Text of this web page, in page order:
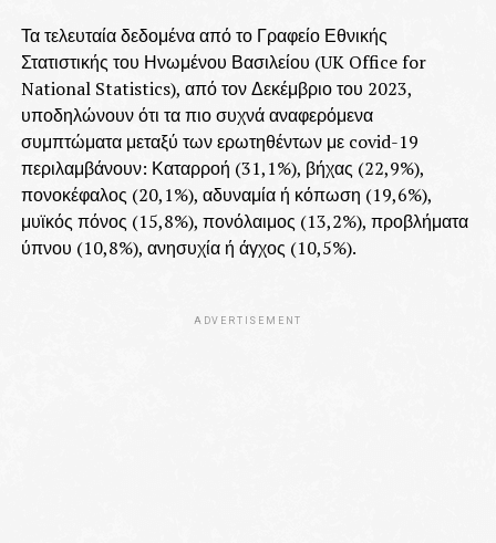
Τα τελευταία δεδομένα από το Γραφείο Εθνικής
Στατιστικής του Ηνωμένου Βασιλείου (UK Office for
National Statistics), από τον Δεκέμβριο του 2023,
υποδηλώνουν ότι τα πιο συχνά αναφερόμενα
συμπτώματα μεταξύ των ερωτηθέντων με covid-19
περιλαμβάνουν: Καταρροή (31,1%), βήχας (22,9%),
πονοκέφαλος (20,1%), αδυναμία ή κόπωση (19,6%),
μυϊκός πόνος (15,8%), πονόλαιμος (13,2%), προβλήματα
ύπνου (10,8%), ανησυχία ή άγχος (10,5%).
ADVERTISEMENT